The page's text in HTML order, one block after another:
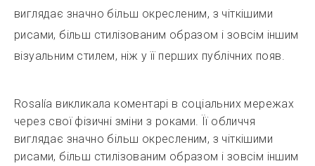
виглядає значно більш окресленим, з чіткішими
рисами, більш стилізованим образом і зовсім іншим
візуальним стилем, ніж у її перших публічних появ.
Rosalía викликала коментарі в соціальних мережах
через свої фізичні зміни з роками. Її обличчя
виглядає значно більш окресленим, з чіткішими
рисами, більш стилізованим образом і зовсім іншим